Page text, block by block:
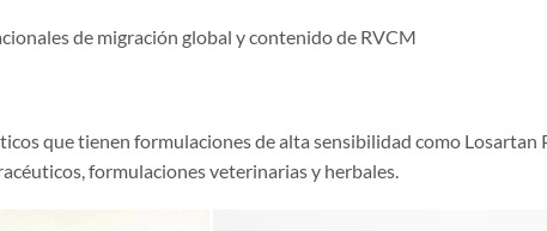
de migración global y contenido de RVCM
que tienen formulaciones de alta sensibilidad como
formulaciones veterinarias y herbales.